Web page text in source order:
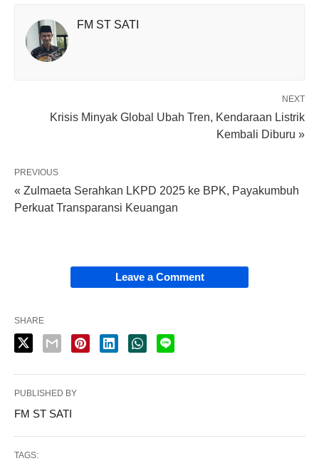
FM ST SATI
NEXT
Krisis Minyak Global Ubah Tren, Kendaraan Listrik
Kembali Diburu »
PREVIOUS
« Zulmaeta Serahkan LKPD 2025 ke BPK, Payakumbuh
Perkuat Transparansi Keuangan
Leave a Comment
SHARE
PUBLISHED BY
FM ST SATI
TAGS: